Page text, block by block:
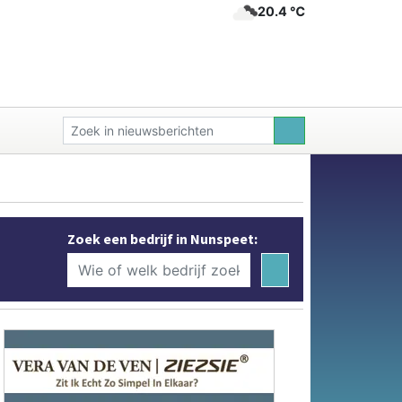
20.4 ℃
Zoek een bedrijf in Nunspeet: